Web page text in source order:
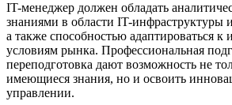
IT-менеджер должен обладать
знаниями в области IT-
а также способностью адаптироваться
условиям рынка. Профессиональная
переподготовка дают возможность не
имеющиеся знания, но и освоить
управлении.